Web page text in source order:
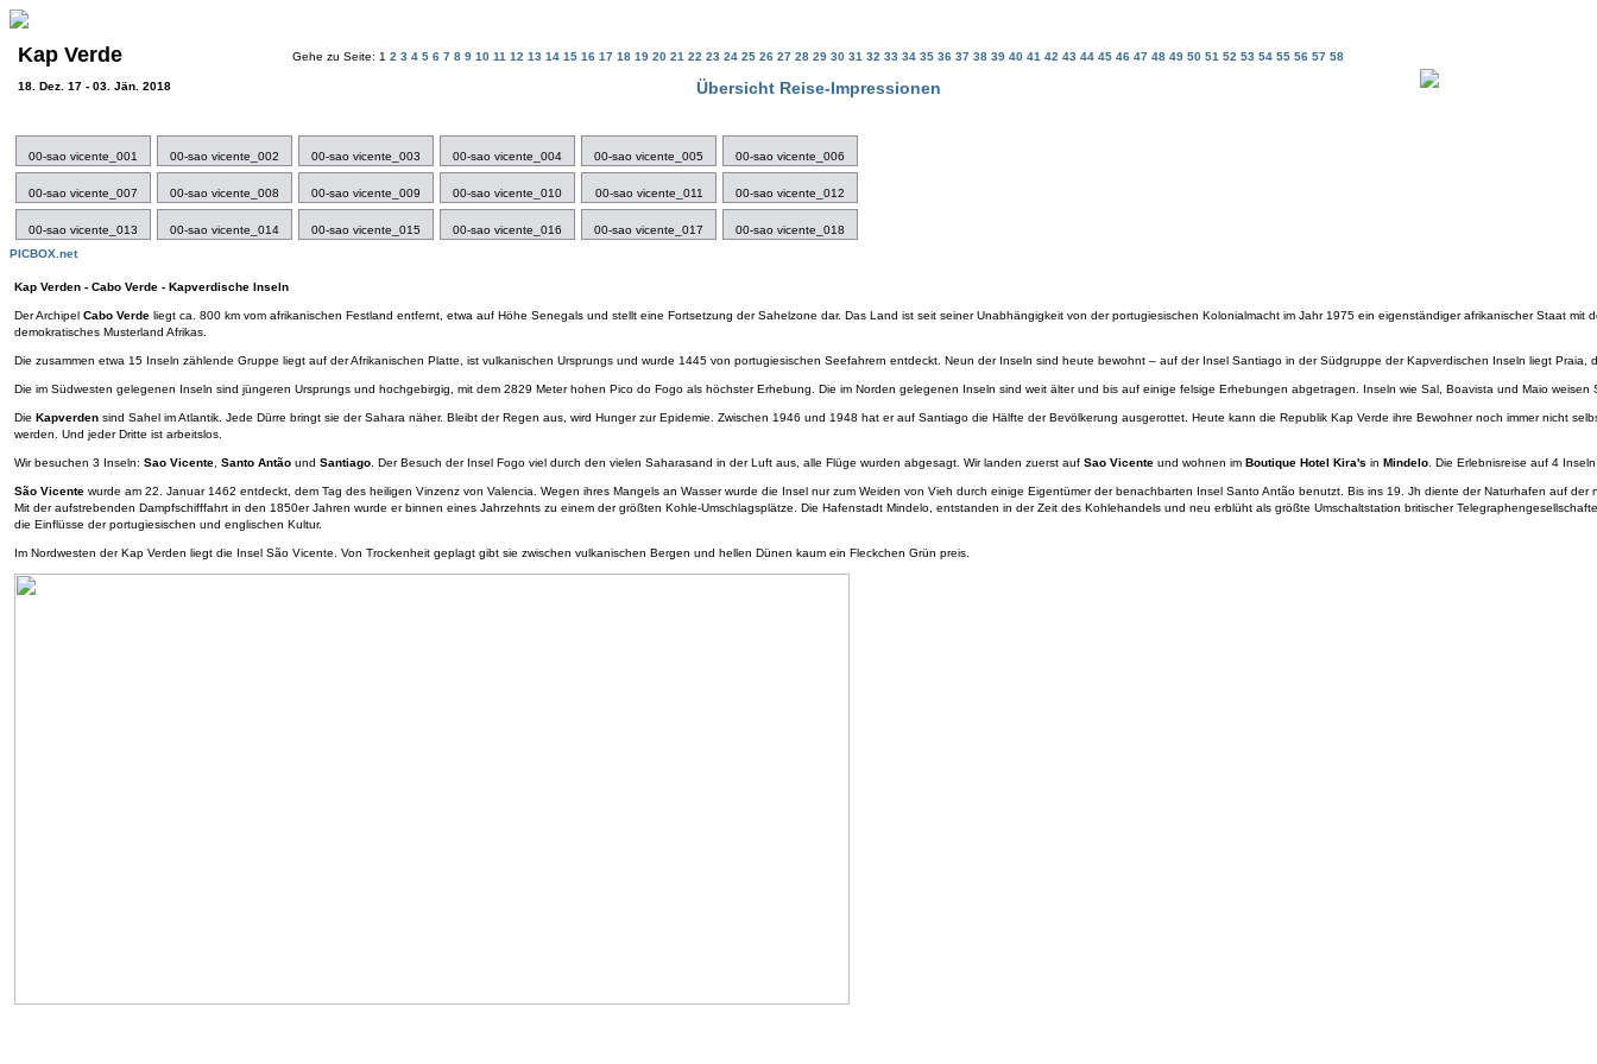
Kap Verde
18. Dez. 17 - 03. Jän. 2018
Gehe zu Seite: 1 2 3 4 5 6 7 8 9 10 11 12 13 14 15 16 17 18 19 20 21 22 23 24 25 26 27 28 29 30 31 32 33 34 35 36 37 38 39 40 41 42 43 44 45 46 47 48 49 50 51 52 53 54 55 56 57 58
Übersicht Reise-Impressionen
00-sao vicente_001 00-sao vicente_002 00-sao vicente_003 00-sao vicente_004 00-sao vicente_005 00-sao vicente_006
00-sao vicente_007 00-sao vicente_008 00-sao vicente_009 00-sao vicente_010 00-sao vicente_011 00-sao vicente_012
00-sao vicente_013 00-sao vicente_014 00-sao vicente_015 00-sao vicente_016 00-sao vicente_017
00-sao vicente_018
PICBOX.net
Kap Verden - Cabo Verde - Kapverdische Inseln
Der Archipel Cabo Verde liegt ca. 800 km vom afrikanischen Festland entfernt, etwa auf Höhe Senegals und stellt eine Fortsetzung der Sahelzone dar. Das Land ist seit seiner Unabhängigkeit von der portugiesischen Kolonialmacht im Jahr 1975 ein eigenständiger afrikanischer Staat mit
demokratisches Musterland Afrikas.
Die zusammen etwa 15 Inseln zählende Gruppe liegt auf der Afrikanischen Platte, ist vulkanischen Ursprungs und wurde 1445 von portugiesischen Seefahrern entdeckt. Neun der Inseln sind heute bewohnt – auf der Insel Santiago in der Südgruppe der Kapverdischen Inseln liegt Praia,
Die im Südwesten gelegenen Inseln sind jüngeren Ursprungs und hochgebirgig, mit dem 2829 Meter hohen Pico do Fogo als höchster Erhebung. Die im Norden gelegenen Inseln sind weit älter und bis auf einige felsige Erhebungen abgetragen. Inseln wie Sal, Boavista und Maio
Die Kapverden sind Sahel im Atlantik. Jede Dürre bringt sie der Sahara näher. Bleibt der Regen aus, wird Hunger zur Epidemie. Zwischen 1946 und 1948 hat er auf Santiago die Hälfte der Bevölkerung ausgerottet. Heute kann die Republik Kap Verde ihre Bewohner noch immer nicht
werden. Und jeder Dritte ist arbeitslos.
Wir besuchen 3 Inseln: Sao Vicente Santo Antão und Santiago . Der Besuch der Insel Fogo viel durch den vielen Saharasand in der Luft aus, alle Flüge wurden abgesagt. Wir landen zuerst auf Sao Vicente und wohnen im Boutique Hotel Kira's in Mindelo . Die Erlebnisreise auf 4
São Vicente wurde am 22. Januar 1462 entdeckt, dem Tag des heiligen Vinzenz von Valencia. Wegen ihres Mangels an Wasser wurde die Insel nur zum Weiden von Vieh durch einige Eigentümer der benachbarten Insel Santo Antão benutzt. Bis ins 19. Jh diente der Naturhafen auf
Mit der aufstrebenden Dampfschifffahrt in den 1850er Jahren wurde er binnen eines Jahrzehnts zu einem der größten Kohle-Umschlagsplätze. Die Hafenstadt Mindelo, entstanden in der Zeit des Kohlehandels und neu erblüht als größte Umschaltstation britischer
die Einflüsse der portugiesischen und englischen Kultur.
Im Nordwesten der Kap Verden liegt die Insel São Vicente. Von Trockenheit geplagt gibt sie zwischen vulkanischen Bergen und hellen Dünen kaum ein Fleckchen Grün preis.